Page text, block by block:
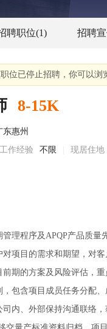
聘职位(1) 招聘
位已停止招聘，你可以浏
8-15K
东惠州
工作经验 不限 现居住地
理程序及APQP产品质量
项目的需求和期望，对
期的方案及风险评估，
包含项目成员任务分配
内、外部保持沟通联络